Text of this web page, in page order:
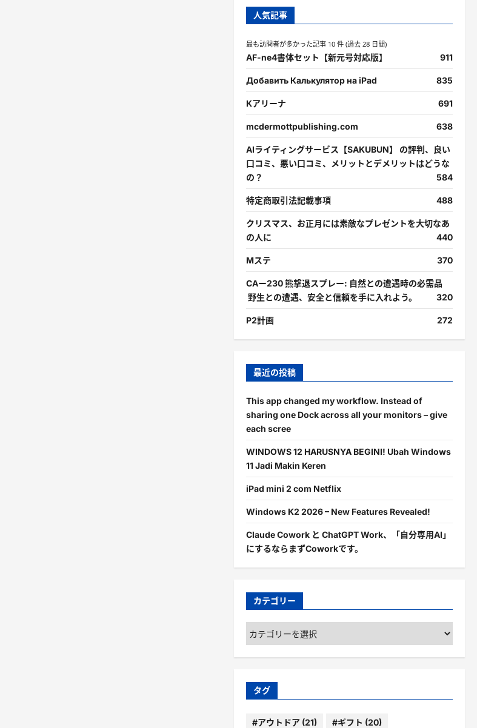
人気記事
最も訪問者が多かった記事 10 件 (過去 28 日間)
AF-ne4書体セット【新元号対応版】 911
Добавить Калькулятор на iPad 835
Kアリーナ 691
mcdermottpublishing.com 638
AIライティングサービス【SAKUBUN】 の評判、良い
口コミ、悪い口コミ、メリットとデメリットはどうな
の？
584
特定商取引法記載事項 488
クリスマス、お正月には素敵なプレゼントを大切なあ
の人に
440
Mステ 370
CAー230 熊撃退スプレー: 自然との遭遇時の必需品
野生との遭遇、安全と信頼を手に入れよう。
320
P2計画 272
最近の投稿
This app changed my workflow. Instead of
sharing one Dock across all your monitors – give
each scree
WINDOWS 12 HARUSNYA BEGINI! Ubah Windows
11 Jadi Makin Keren
iPad mini 2 com Netflix
Windows K2 2026 – New Features Revealed!
Claude Cowork と ChatGPT Work、「自分専用AI」
にするならまずCoworkです。
カテゴリー
カ
テ
ゴ
ー
タグ
#アウトドア(21) #ギフト (20)